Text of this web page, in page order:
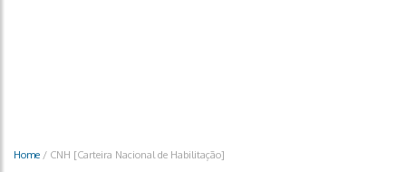
Home / CNH [Carteira Nacional de Habilitação]